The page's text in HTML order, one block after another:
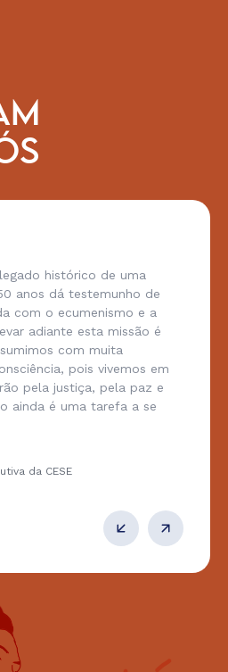
histórico de uma
anos dá testemunho de
com o ecumenismo e a
adiante esta missão é
com muita
pois vivemos em
pela justiça, pela paz e
ainda é uma tarefa a se
da CESE